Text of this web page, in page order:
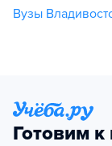
Вузы
Готовим